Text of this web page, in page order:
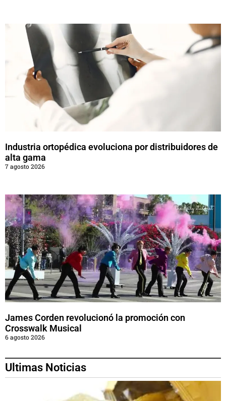
Industria ortopédica evoluciona por distribuidores de
alta gama
7 agosto 2026
James Corden revolucionó la promoción con
Crosswalk Musical
6 agosto 2026
Ultimas Noticias